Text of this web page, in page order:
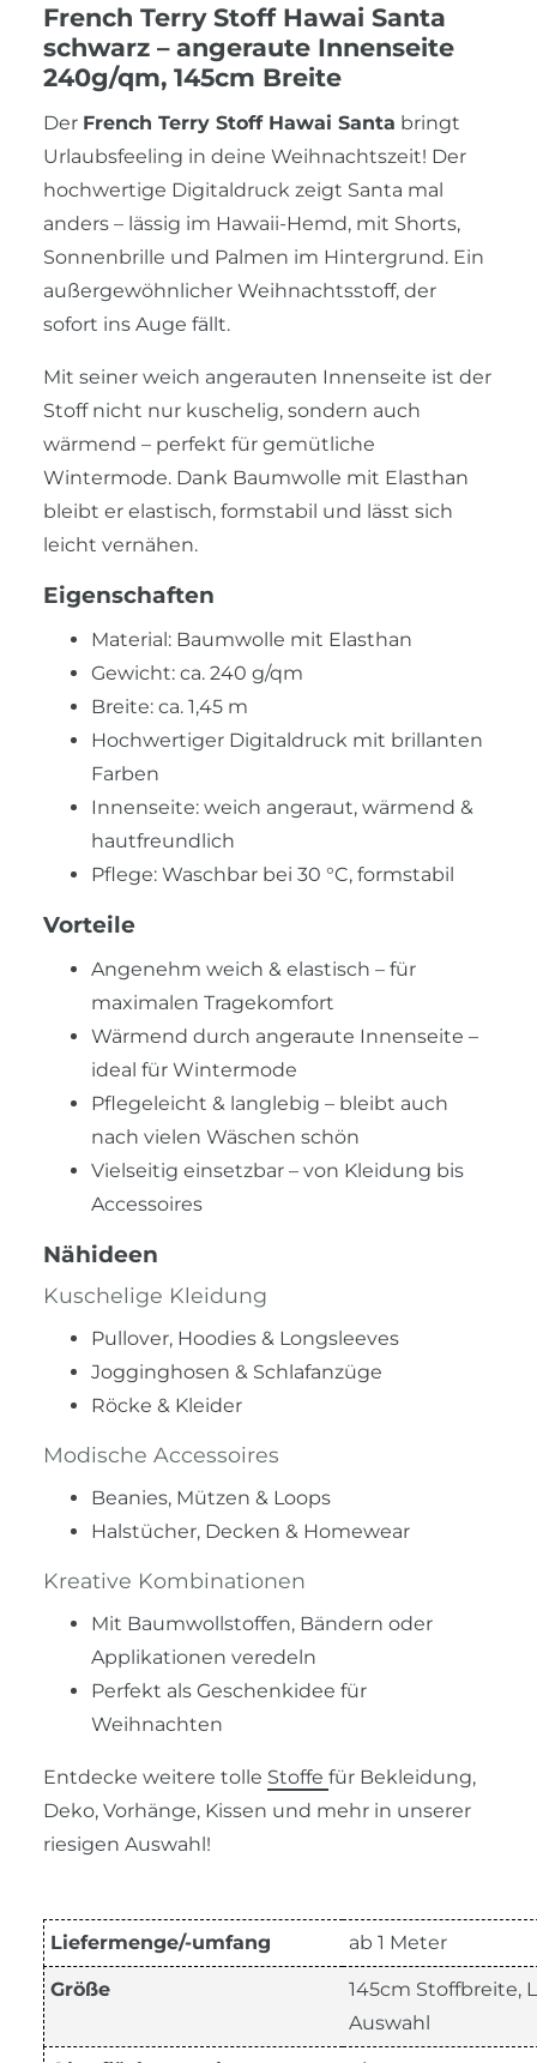
French Terry Stoff Hawai Santa
schwarz – angeraute Innenseite
240g/qm, 145cm Breite
Der French Terry Stoff Hawai Santa bringt
Urlaubsfeeling in deine Weihnachtszeit! Der
hochwertige Digitaldruck zeigt Santa mal
anders – lässig im Hawaii-Hemd, mit Shorts,
Sonnenbrille und Palmen im Hintergrund. Ein
außergewöhnlicher Weihnachtsstoff, der
sofort ins Auge fällt.
Mit seiner weich angerauten Innenseite ist der
Stoff nicht nur kuschelig, sondern auch
wärmend – perfekt für gemütliche
Wintermode. Dank Baumwolle mit Elasthan
bleibt er elastisch, formstabil und lässt sich
leicht vernähen.
Eigenschaften
Material: Baumwolle mit Elasthan
Gewicht: ca. 240 g/qm
Breite: ca. 1,45 m
Hochwertiger Digitaldruck mit brillanten
Farben
Innenseite: weich angeraut, wärmend &
hautfreundlich
Pflege: Waschbar bei 30 °C, formstabil
Vorteile
Angenehm weich & elastisch – für
maximalen Tragekomfort
Wärmend durch angeraute Innenseite –
ideal für Wintermode
Pflegeleicht & langlebig – bleibt auch
nach vielen Wäschen schön
Vielseitig einsetzbar – von Kleidung bis
Accessoires
Nähideen
Kuschelige Kleidung
Pullover, Hoodies & Longsleeves
Jogginghosen & Schlafanzüge
Röcke & Kleider
Modische Accessoires
Beanies, Mützen & Loops
Halstücher, Decken & Homewear
Kreative Kombinationen
Mit Baumwollstoffen, Bändern oder
Applikationen veredeln
Perfekt als Geschenkidee für
Weihnachten
Entdecke weitere tolle Stoffe für Bekleidung,
Deko, Vorhänge, Kissen und mehr in unserer
riesigen Auswahl!
Liefermenge/-umfang ab 1 Meter
Größe
145cm Stoffbreite,
Auswahl